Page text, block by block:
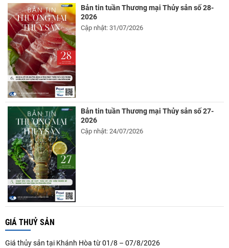
Bản tin tuần Thương mại Thủy sản số 28-
2026
Cập nhật: 31/07/2026
Bản tin tuần Thương mại Thủy sản số 27-
2026
Cập nhật: 24/07/2026
GIÁ THUỶ SẢN
Giá thủy sản tại Khánh Hòa từ 01/8 – 07/8/2026